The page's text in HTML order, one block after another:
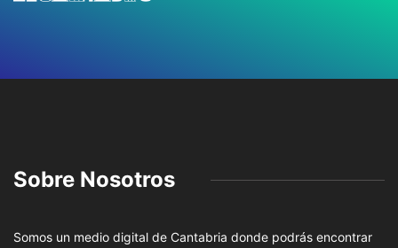
Sobre Nosotros
Somos un medio digital de Cantabria donde podrás encontrar